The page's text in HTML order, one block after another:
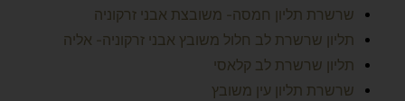
שרשרת תליון חמסה- משובצת אבני זרקוניה
תליון שרשרת לב חלול משובץ אבני זרקוניה- אליה
תליון שרשרת לב קלאסי
שרשרת תליון עין משובץ